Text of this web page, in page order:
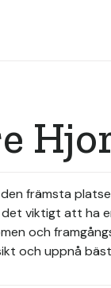
främsta
viktigt att ha
och
och uppnå